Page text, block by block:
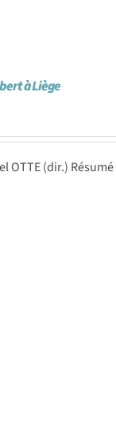
à Liège
OTTE (dir.)